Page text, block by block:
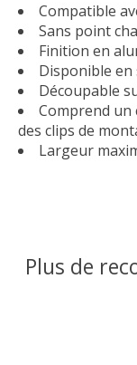
Compatible
Sans point
Finition en
Disponible en
Découpable
Comprend un
des clips de
Largeur
Plus de
Articles du